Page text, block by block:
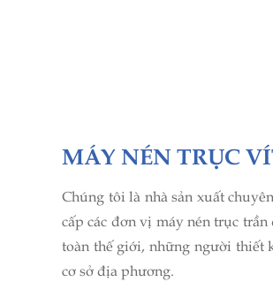
MÁY NÉN TRỤC
Chúng tôi là nhà sản xuất
cấp các đơn vị máy nén trục
toàn thế giới, những người thiết
cơ sở địa phương.